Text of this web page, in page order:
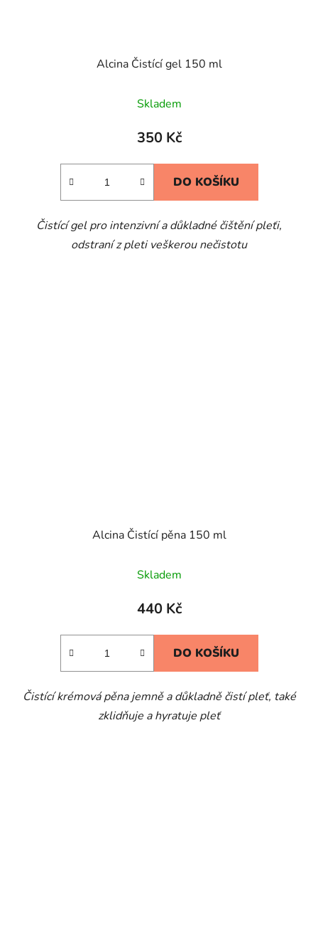
Alcina Čistící gel 150 ml
Skladem
350 Kč
DO KOŠÍKU
Čistící gel pro intenzivní a důkladné čištění pleťi,
odstraní z pleti veškerou nečistotu
Alcina Čistící pěna 150 ml
Skladem
440 Kč
DO KOŠÍKU
Čistící krémová pěna jemně a důkladně čistí pleť, také
zklidňuje a hyratuje pleť